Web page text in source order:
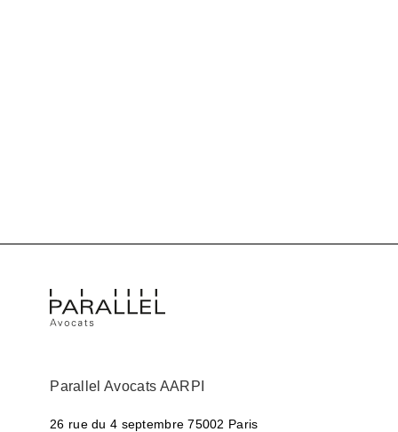
Parallel Avocats AARPI
26 rue du 4 septembre 75002 Paris